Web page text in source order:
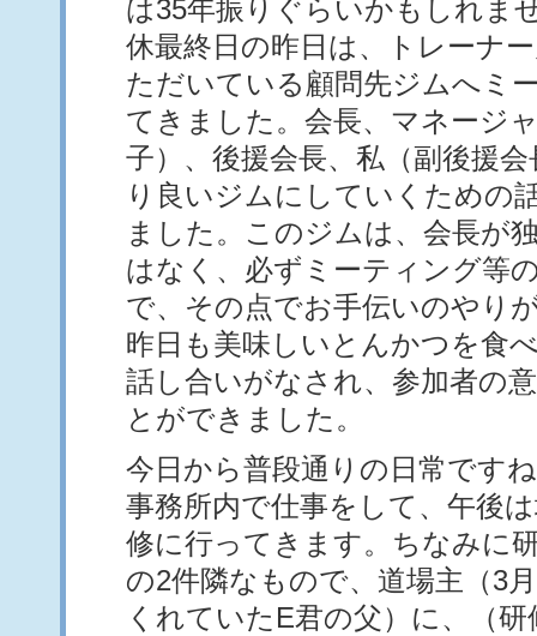
は35年振りぐらいかもしれま
休最終日の昨日は、トレーナ
ただいている顧問先ジムへミ
てきました。会長、マネージ
子）、後援会長、私（副後援
り良いジムにしていくための
ました。このジムは、会長が
はなく、必ずミーティング等
で、その点でお手伝いのやり
昨日も美味しいとんかつを食
話し合いがなされ、参加者の
とができました。
今日から普段通りの日常です
事務所内で仕事をして、午後
修に行ってきます。ちなみに
の2件隣なもので、道場主（3
くれていたE君の父）に、（